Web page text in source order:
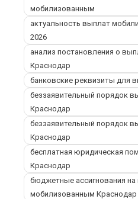
мобилизованным
актуальность выплат
2026
анализ постановления о
Краснодар
банковские реквизиты для
беззаявительный порядок
Краснодар
беззаявительный порядок
Краснодар
бесплатная юридическая
Краснодар
бюджетные ассигнования
мобилизованным Краснодар